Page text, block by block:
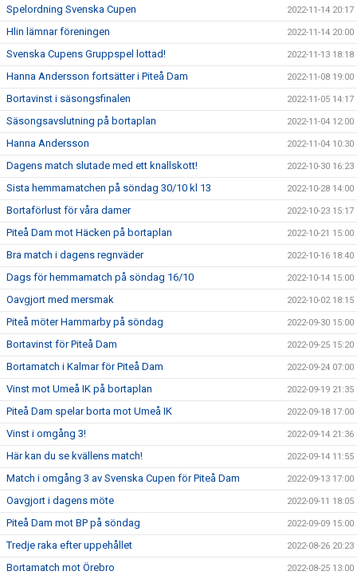
Spelordning Svenska Cupen 2022-11-14 20:17
Hlin lämnar föreningen 2022-11-14 20:00
Svenska Cupens Gruppspel lottad! 2022-11-13 18:18
Hanna Andersson fortsätter i Piteå Dam 2022-11-08 19:00
Bortavinst i säsongsfinalen 2022-11-05 14:17
Säsongsavslutning på bortaplan 2022-11-04 12:00
Hanna Andersson 2022-11-04 10:30
Dagens match slutade med ett knallskott! 2022-10-30 16:23
Sista hemmamatchen på söndag 30/10 kl 13 2022-10-28 14:00
Bortaförlust för våra damer 2022-10-23 15:17
Piteå Dam mot Häcken på bortaplan 2022-10-21 15:00
Bra match i dagens regnväder 2022-10-16 18:40
Dags för hemmamatch på söndag 16/10 2022-10-14 15:00
Oavgjort med mersmak 2022-10-02 18:15
Piteå möter Hammarby på söndag 2022-09-30 15:00
Bortavinst för Piteå Dam 2022-09-25 15:20
Bortamatch i Kalmar för Piteå Dam 2022-09-24 07:00
Vinst mot Umeå IK på bortaplan 2022-09-19 21:35
Piteå Dam spelar borta mot Umeå IK 2022-09-18 17:00
Vinst i omgång 3! 2022-09-14 21:36
Här kan du se kvällens match! 2022-09-14 11:55
Match i omgång 3 av Svenska Cupen för Piteå Dam 2022-09-13 17:00
Oavgjort i dagens möte 2022-09-11 18:05
Piteå Dam mot BP på söndag 2022-09-09 15:00
Tredje raka efter uppehållet 2022-08-26 20:23
Bortamatch mot Örebro 2022-08-25 13:00